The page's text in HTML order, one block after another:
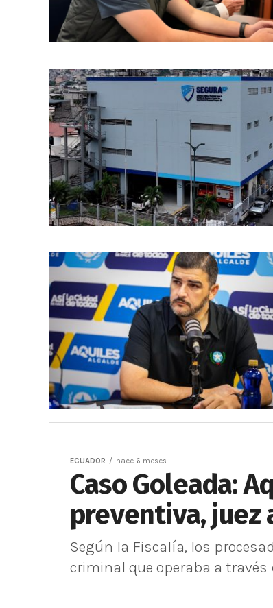
ECUADOR hace 6 meses
Caso Goleada:
preventiva, juez
Según la Fiscalía, los
criminal que operaba a través